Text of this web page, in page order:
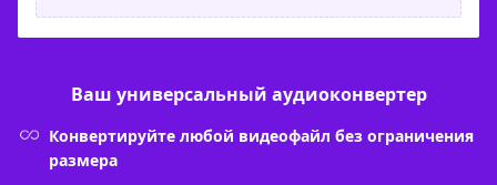
Ваш универсальный аудиоконвертер
Конвертируйте любой видеофайл без ограничения
размера